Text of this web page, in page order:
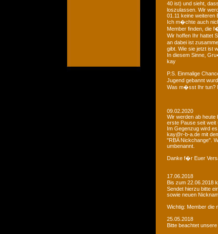
40 ist) und sieht,
loszulassen. Wir
01.11 keine weiteren
Ich m�chte auch
Member finden, die
Wir hoffen Ihr hattet
an dabei ist
gibt. Wie sie jetzt ist
In diesem Sinne,
kay
P.S. Einmalige
Jugend gebannt
Was m�sst Ihr tun?
09.02.2020
Wir werden ab heute
erste Pause seit weit
Im Gegenzug wird
kay@r-b-a.de mit
"RBA Nickchange".
umbenannt.
Danke f�r Euer
17.06.2018
Bis zum 22.06.2018
Sendet hierzu bitte
sowie neuen
Wichtig: Member
25.05.2018
Bitte beachtet